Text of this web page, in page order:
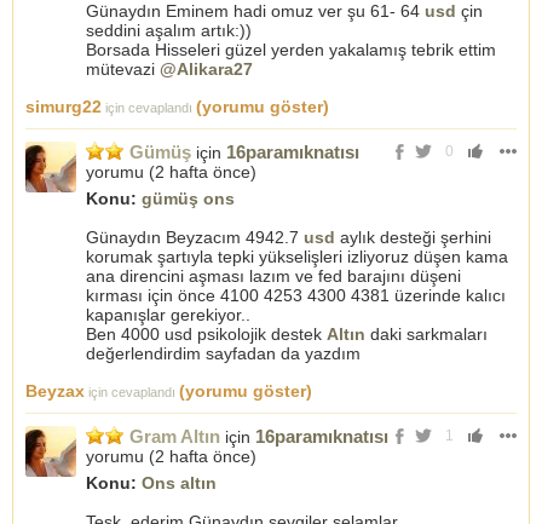
Günaydın Eminem hadi omuz ver şu 61- 64 usd çin
seddini aşalım artık:))
Borsada Hisseleri güzel yerden yakalamış tebrik ettim
mütevazi @Alikara27
simurg22 için cevaplandı (yorumu göster)
0
Gümüş için 16paramıknatısı
yorumu (2 hafta önce)
Konu: gümüş ons
Günaydın Beyzacım 4942.7 usd aylık desteği şerhini
korumak şartıyla tepki yükselişleri izliyoruz düşen kama
ana direncini aşması lazım ve fed barajını düşeni
kırması için önce 4100 4253 4300 4381 üzerinde kalıcı
kapanışlar gerekiyor..
Ben 4000 usd psikolojik destek Altın daki sarkmaları
değerlendirdim sayfadan da yazdım
Beyzax için cevaplandı (yorumu göster)
1
Gram Altın için 16paramıknatısı
yorumu (2 hafta önce)
Konu: Ons altın